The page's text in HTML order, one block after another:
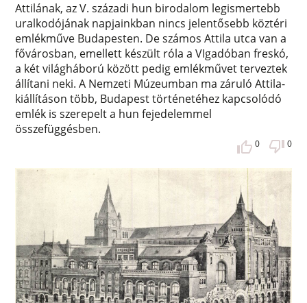
Attilának, az V. századi hun birodalom legismertebb
uralkodójának napjainkban nincs jelentősebb köztéri
emlékműve Budapesten. De számos Attila utca van a
fővárosban, emellett készült róla a VIgadóban freskó,
a két világháború között pedig emlékművet terveztek
állítani neki. A Nemzeti Múzeumban ma záruló Attila-
kiállításon több, Budapest történetéhez kapcsolódó
emlék is szerepelt a hun fejedelemmel
összefüggésben.
0 0